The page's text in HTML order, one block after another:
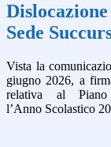
Sede
Vista la
giugno 2026, a
relativa al
l’Anno Scolastico